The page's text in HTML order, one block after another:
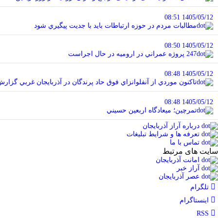
1405/05/12 08:51
مطالبات مردم در حوزه ارتباطات بايد با جديت پيگيري شود
1405/05/12 08:50
247 پروژه عمراني در اروميه در حال اجراست
1405/05/12 08:48
تاکنون موردي از آنفلوانزاي فوق حاد پرندگان در آذربايجان غربي
1405/05/12 08:48
تمرچين؛ ميعادگاه اربعين حسيني
درباره آراز آذربایجان
تعرفه ها و شرایط تبلیغات
تماس با ما
سایت های مرتبط
امانت آذربایجان
آراز خبر
عصر آذربایجان
تلگرام
اینستاگرام